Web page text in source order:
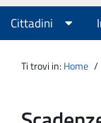
Agenzia
Entrate
Menu
principale
Cittadini
Ti trovi in: Home